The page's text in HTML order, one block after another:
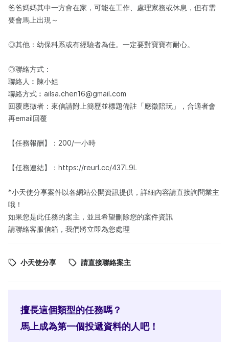
爸爸媽媽其中一方會在家，可能在工作、處理家務或休息，但有需
要會馬上出現～
◎其他：幼保科系或有經驗者為佳。一定要對寶寶有耐心。
◎聯絡方式：
聯絡人︰陳小姐
聯絡方式︰ailsa.chen16@gmail.com
回覆應徵者：來信請附上簡歷並標題備註「應徵陪玩」，合適者會
再email回覆
【任務報酬】：200/一小時
【任務連結】：https://reurl.cc/437L9L
*小天使分享案件以各網站公開資訊提供，詳細內容請直接詢問業主
哦！
如果您是此任務的案主，並且希望刪除您的案件資訊
請聯絡客服信箱，我們將立即為您處理
小天使分享 請直接聯絡案主
擅長這個類型的任務嗎？
馬上成為第一個投遞資料的人吧！